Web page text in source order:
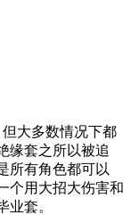
大多数情况下都
缘套之所以被追
所有角色都可以
个用大招大伤害和
业套。